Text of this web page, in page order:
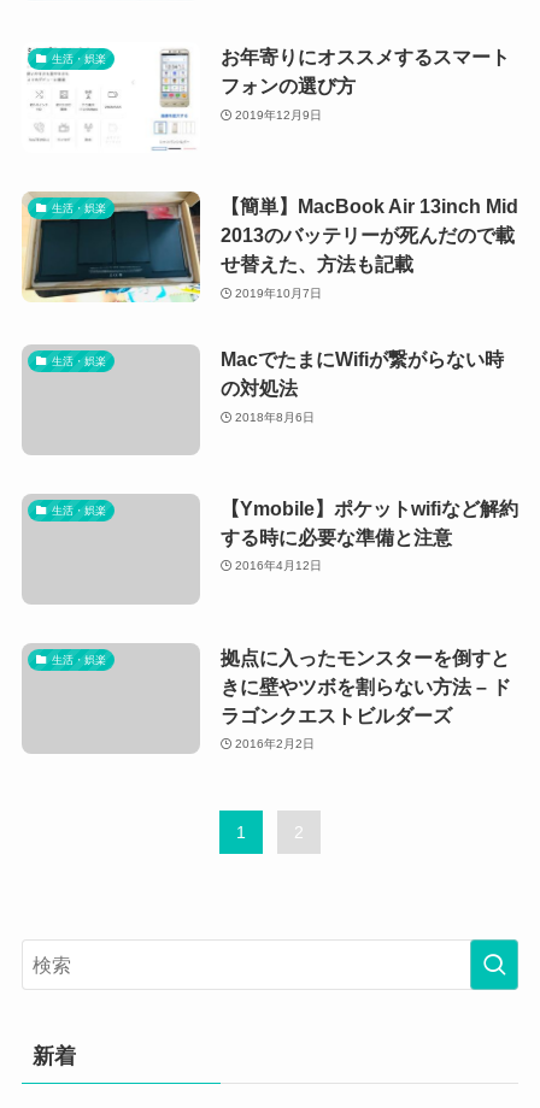
生活・娯楽
お年寄りにオススメするスマート
フォンの選び方
2019年12月9日
生活・娯楽
【簡単】MacBook Air 13inch Mid
2013のバッテリーが死んだので載
せ替えた、方法も記載
2019年10月7日
生活・娯楽
MacでたまにWifiが繋がらない時
の対処法
2018年8月6日
生活・娯楽
【Ymobile】ポケットwifiなど解約
する時に必要な準備と注意
2016年4月12日
生活・娯楽
拠点に入ったモンスターを倒すと
きに壁やツボを割らない方法 – ド
ラゴンクエストビルダーズ
2016年2月2日
1 2
新着